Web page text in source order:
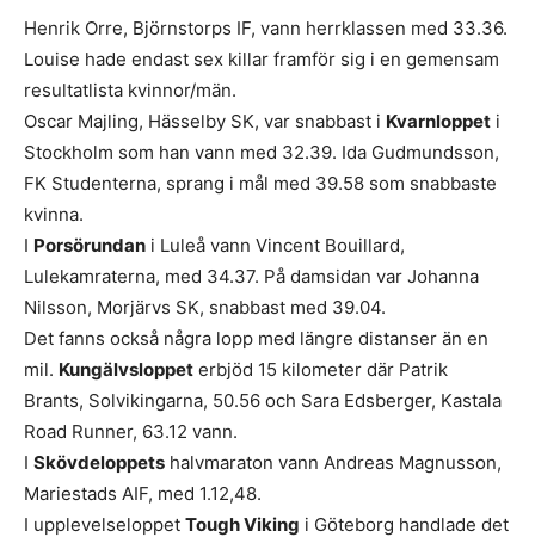
Henrik Orre, Björnstorps IF, vann herrklassen med 33.36.
Louise hade endast sex killar framför sig i en gemensam
resultatlista kvinnor/män.
Oscar Majling, Hässelby SK, var snabbast i Kvarnloppet i
Stockholm som han vann med 32.39. Ida Gudmundsson,
FK Studenterna, sprang i mål med 39.58 som snabbaste
kvinna.
I Porsörundan i Luleå vann Vincent Bouillard,
Lulekamraterna, med 34.37. På damsidan var Johanna
Nilsson, Morjärvs SK, snabbast med 39.04.
Det fanns också några lopp med längre distanser än en
mil. Kungälvsloppet erbjöd 15 kilometer där Patrik
Brants, Solvikingarna, 50.56 och Sara Edsberger, Kastala
Road Runner, 63.12 vann.
I Skövdeloppets halvmaraton vann Andreas Magnusson,
Mariestads AIF, med 1.12,48.
I upplevelseloppet Tough Viking i Göteborg handlade det